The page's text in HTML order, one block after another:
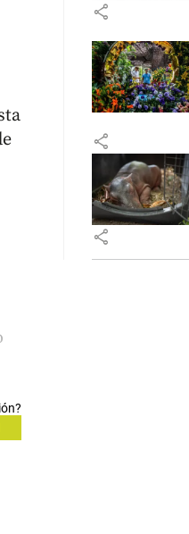
share
share
share